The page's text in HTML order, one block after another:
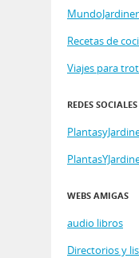
Recetas de
Viajes para
REDES SOCIALES
WEBS AMIGAS
audio libros
Directorios y